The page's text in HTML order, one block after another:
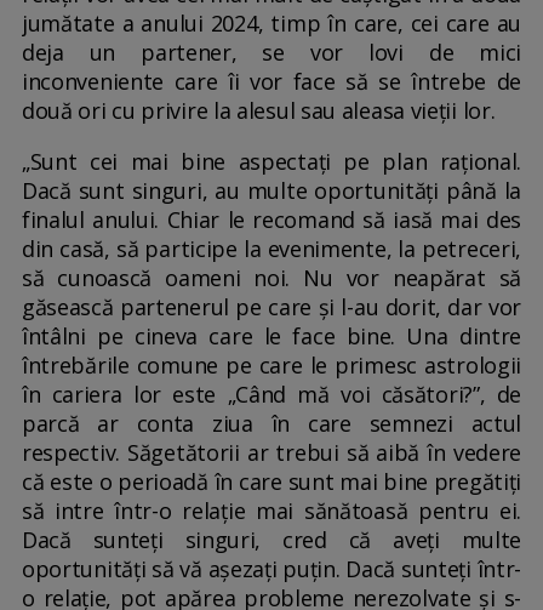
jumătate a anului 2024, timp în care, cei care au
deja un partener, se vor lovi de mici
inconveniente care îi vor face să se întrebe de
două ori cu privire la alesul sau aleasa vieții lor.
„Sunt cei mai bine aspectați pe plan rațional.
Dacă sunt singuri, au multe oportunități până la
finalul anului. Chiar le recomand să iasă mai des
din casă, să participe la evenimente, la petreceri,
să cunoască oameni noi. Nu vor neapărat să
găsească partenerul pe care și l-au dorit, dar vor
întâlni pe cineva care le face bine. Una dintre
întrebările comune pe care le primesc astrologii
în cariera lor este „Când mă voi căsători?”, de
parcă ar conta ziua în care semnezi actul
respectiv. Săgetătorii ar trebui să aibă în vedere
că este o perioadă în care sunt mai bine pregătiți
să intre într-o relație mai sănătoasă pentru ei.
Dacă sunteți singuri, cred că aveți multe
oportunități să vă așezați puțin. Dacă sunteți într-
o relație, pot apărea probleme nerezolvate și s-